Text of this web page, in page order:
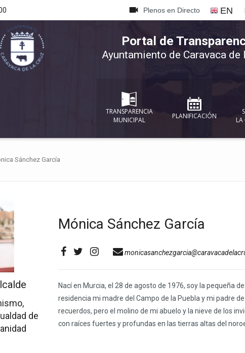
{ Plenos en Directo EN
Portal de
Ayuntamiento de Caravaca de
TRANSPARENCIA
MUNICIPAL
PLANIFICACIÓN
Sánchez García
de
Mónica Sánchez García
Nací en Murcia, el 28 de agosto de 1976, soy la pequeña
residencia mi madre del Campo de la Puebla y mi padre
recuerdos, pero el molino de mi abuelo y la nieve de los
con raíces fuertes y profundas en las tierras altas del